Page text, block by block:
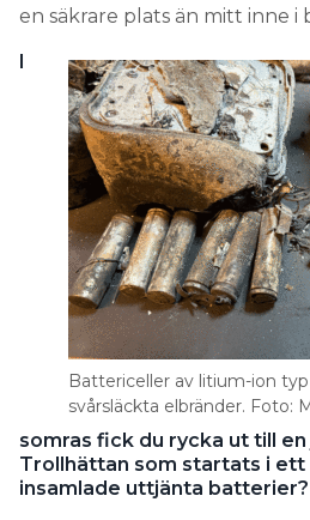
en säkrare plats än mitt inne i
Battericeller av litium-ion
svårsläckta elbränder. Foto:
I
somras fick du rycka ut till
Trollhättan som startats i
insamlade uttjänta batterier?